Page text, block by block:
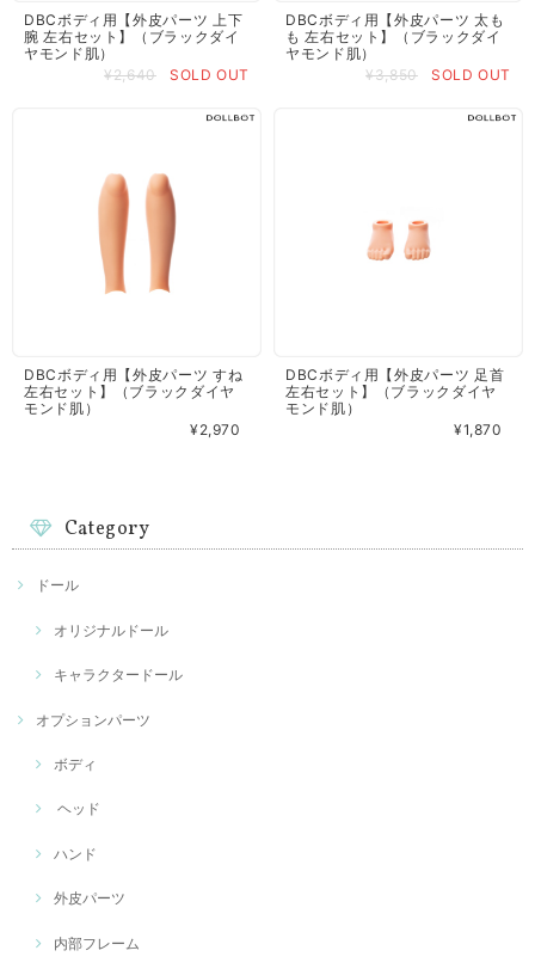
DBCボディ用【外皮パーツ 上下
腕 左右セット】（ブラックダイ
ヤモンド肌）
¥2,640
SOLD OUT
DBCボディ用【外皮パーツ 太も
も 左右セット】（ブラックダイ
ヤモンド肌）
¥3,850
SOLD OUT
DBCボディ用【外皮パーツ すね
左右セット】（ブラックダイヤ
モンド肌）
¥2,970
DBCボディ用【外皮パーツ 足首
左右セット】（ブラックダイヤ
モンド肌）
¥1,870
Category
ドール
オリジナルドール
キャラクタードール
オプションパーツ
ボディ
ヘッド
ハンド
外皮パーツ
内部フレーム